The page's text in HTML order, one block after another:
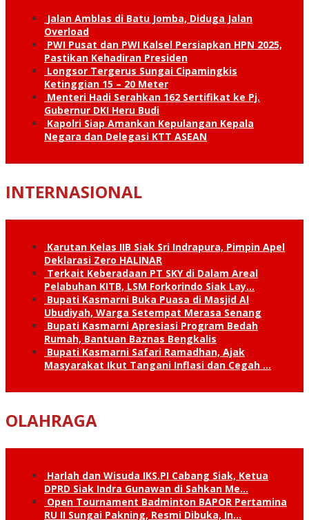
Jalan Amblas di Batu Jomba, Diduga Jalan
Overload
PWI Pusat dan PWI Kalsel Persiapkan HPN 2025,
Pastikan Kehadiran Presiden
Longsor Tergerus Sungai Cipamingkis
Ketinggian 15 – 20 Meter
Menteri Hadi Serahkan 162 Sertifikat ke Pj.
Gubernur DKI Heru Budi
Kapolri Siap Amankan Kepulangan Kepala
Negara dan Delegasi KTT ASEAN
INTERNASIONAL
Karutan Kelas IIB Siak Sri Indrapura, Pimpin Apel
Deklarasi Zero HALINAR
Terkait Keberadaan PT SKY di Dalam Areal
Pelabuhan KITB, LSM Forkorindo Siak Lay…
Bupati Kasmarni Buka Puasa di Masjid Al
Ubudiyah, Warga Setempat Merasa Senang
Bupati Kasmarni Apresiasi Program Bedah
Rumah, Bantuan Baznas Bengkalis
Bupati Kasmarni Safari Ramadhan, Ajak
Masyarakat Ikut Tangani Inflasi dan Cegah …
OLAHRAGA
Harlah dan Wisuda IKS.PI Cabang Siak, Ketua
DPRD Siak Indra Gunawan di Sahkan Me…
Open Tournament Badminton BAPOR Pertamina
RU II Sungai Pakning, Resmi Dibuka, In…